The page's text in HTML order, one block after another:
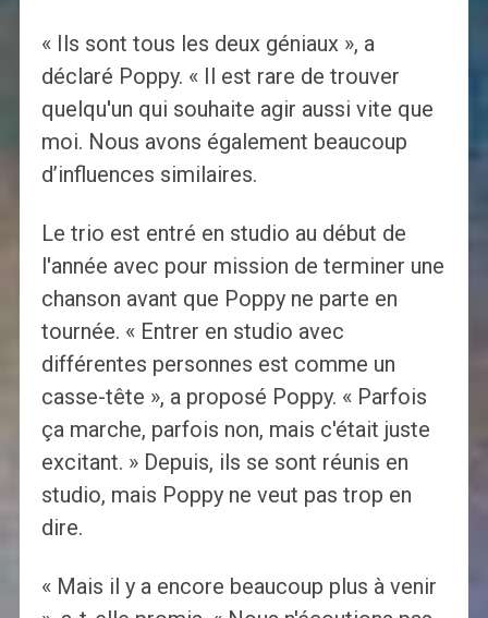
« Ils sont tous les deux géniaux », a
déclaré Poppy. « Il est rare de trouver
quelqu'un qui souhaite agir aussi vite que
moi. Nous avons également beaucoup
d’influences similaires.
Le trio est entré en studio au début de
l'année avec pour mission de terminer une
chanson avant que Poppy ne parte en
tournée. « Entrer en studio avec
différentes personnes est comme un
casse-tête », a proposé Poppy. « Parfois
ça marche, parfois non, mais c'était juste
excitant. » Depuis, ils se sont réunis en
studio, mais Poppy ne veut pas trop en
dire.
« Mais il y a encore beaucoup plus à venir